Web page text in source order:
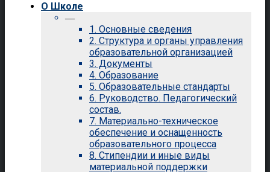
О Школе
—
1. Основные сведения
2. Структура и органы управления
образовательной организацией
3. Документы
4. Образование
5. Образовательные стандарты
6. Руководство. Педагогический
состав.
7. Материально-техническое
обеспечение и оснащенность
образовательного процесса
8. Стипендии и иные виды
материальной поддержки